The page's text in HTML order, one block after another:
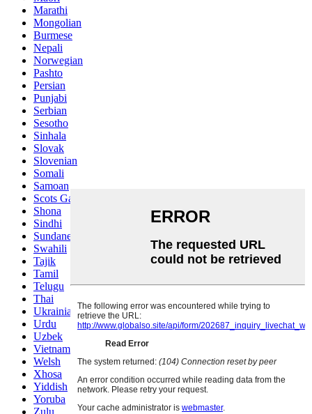
Marathi
Mongolian
Burmese
Nepali
Norwegian
Pashto
Persian
Punjabi
Serbian
Sesotho
Sinhala
Slovak
Slovenian
Somali
Samoan
Scots Gaelic
Shona
Sindhi
Sundanese
Swahili
Tajik
Tamil
Telugu
Thai
Ukrainian
Urdu
Uzbek
Vietnamese
Welsh
Xhosa
Yiddish
Yoruba